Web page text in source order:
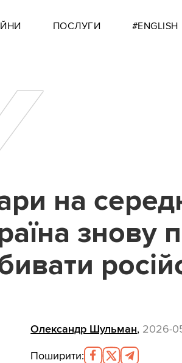
ПОСЛУГИ #ENGLISH
на
знову
Олександр Шульман, 2026-
Поширити: